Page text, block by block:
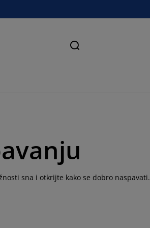
Pretraga
sna i otkrijte kako se dobro naspavati.